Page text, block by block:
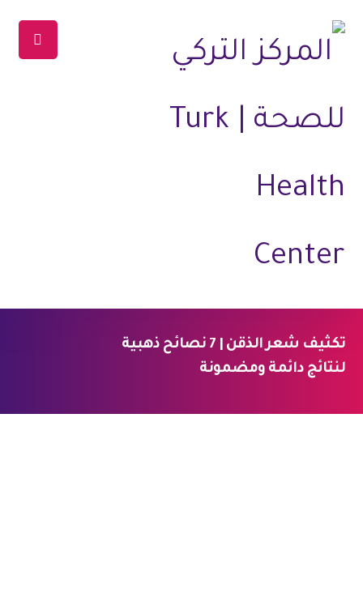
الرئيسية المدونة العلاجات علاج الشعرتكثيف شعر الذقن | 7 نصائح ذهبية
لنتائج دائمة ومضمونة